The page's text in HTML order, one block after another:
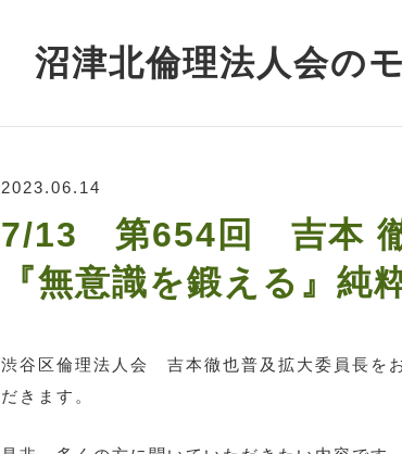
沼津北倫理法人会の
2023.06.14
7/13 第654回 吉本
『無意識を鍛える』純
渋谷区倫理法人会 吉本徹也普及拡大委員長を
だきます。